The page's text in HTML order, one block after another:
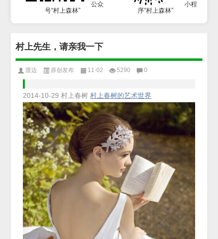
公众
号“村上森林”
小程
序“村上森林”
村上先生，请亲我一下
渡边 原创发布 11-02 5290 0
2014-10-29 村上春树 村上春树的艺术世界